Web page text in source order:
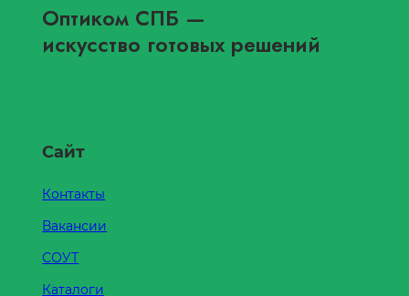
Оптиком СПБ —
искусство готовых решений
Сайт
Контакты
Вакансии
СОУТ
Каталоги